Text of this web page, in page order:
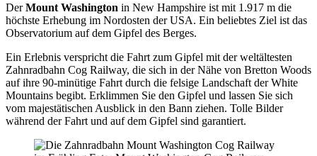
DerMount Washington in New Hampshire ist mit 1.917 m die
höchste Erhebung im Nordosten der USA. Ein beliebtes Ziel ist das
Observatorium auf dem Gipfel des Berges.
Ein Erlebnis verspricht die Fahrt zum Gipfel mit der weltältesten
Zahnradbahn Cog Railway, die sich in der Nähe von Bretton Woods
auf ihre 90-minütige Fahrt durch die felsige Landschaft der White
Mountains begibt. Erklimmen Sie den Gipfel und lassen Sie sich
vom majestätischen Ausblick in den Bann ziehen. Tolle Bilder
während der Fahrt und auf dem Gipfel sind garantiert.